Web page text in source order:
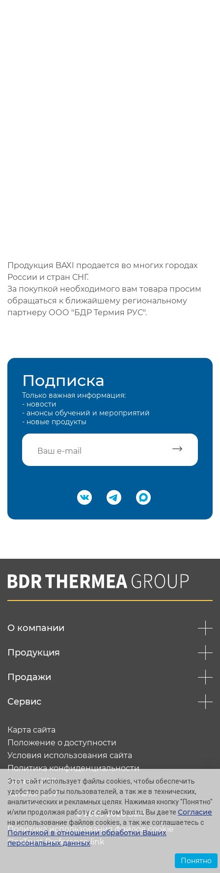
Продукция BAXI продается во многих городах
России и стран СНГ.
За покупкой необходимого вам товара просим
обращаться к ближайшему региональному
партнеру ООО "БДР Термия РУС".
Подписка
Только важная информация:
- новости
- анонсы обучений и мероприятий
- новые продукты
Подтвердить e-mail
Вы соглашаетесь с нашей политикой
конфеденциальности
О компании
Продукция
Продажи
Сервис
© 2005-2026 Baxi
Карта сайта
Положение о доступности
Условия использования сайта
Политика конфиденциальности
Каталог XML
Каталог CSV
Политика использования файлов cookie
OneTrust Preference link
Этот сайт использует файлы cookies, чтобы обеспечить
удобство работы пользователей, а так же в технических,
аналитических и рекламных целях. Нажимая кнопку "Понятно"
и/или продолжая работу с сайтом baxi.ru, Вы даете Согласие
на использование файлов cookies, а так же соглашаетесь с
Политикой в отношении обработки Ваших
персональных данных.
Понятно